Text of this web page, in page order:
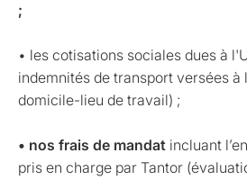
;
• les cotisations sociales dues à
indemnités de transport versées
domicile-lieu de travail) ;
• nos frais de mandat incluant
pris en charge par Tantor